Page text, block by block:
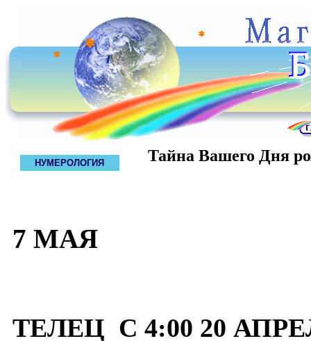
НУМЕРОЛОГИЯ Тайна Вашего Дня
7 МАЯ
ТЕЛЕЦ С 4:00 20